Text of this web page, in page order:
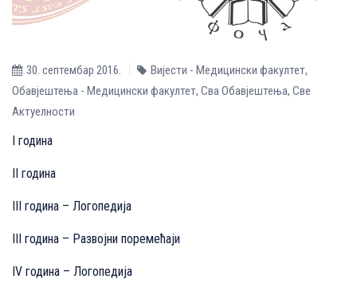
30. септембар 2016. Вијести - Медицински факултет,
Обавјештења - Медицински факултет, Сва Обавјештења, Све
Aктуелности
I година
II година
III година – Логопедија
III година – Развојни поремећаји
IV година – Логопедија